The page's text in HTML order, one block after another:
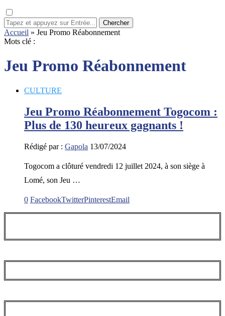
Chercher
Accueil » Jeu Promo Réabonnement
Mots clé :
Jeu Promo Réabonnement
CULTURE
Jeu Promo Réabonnement Togocom :
Plus de 130 heureux gagnants !
Rédigé par : Gapola 13/07/2024
Togocom a clôturé vendredi 12 juillet 2024, à son siège à
Lomé, son Jeu …
0 FacebookTwitterPinterestEmail